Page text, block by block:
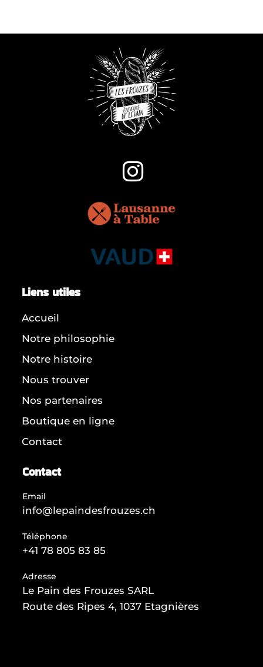
Liens utiles
Accueil
Notre philosophie
Notre histoire
Nous trouver
Nos partenaires
Boutique en ligne
Contact
Contact
Email
info@lepaindesfrouzes.ch
Téléphone
+41 78 805 83 85
Adresse
Le Pain des Frouzes SARL
Route des Ripes 4, 1037 Etagnières